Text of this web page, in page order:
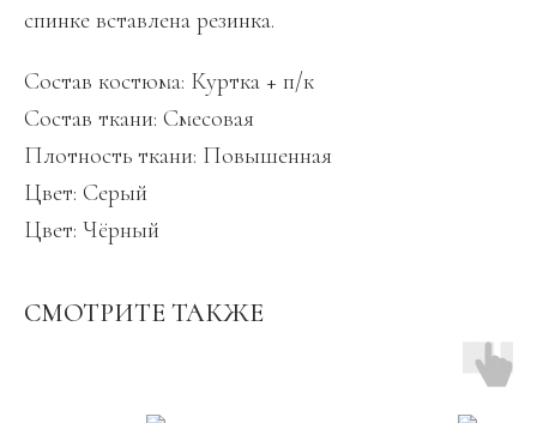
спинке вставлена резинка.
Состав костюма: Куртка + п/к
Состав ткани: Смесовая
Плотность ткани: Повышенная
Цвет: Серый
Цвет: Чёрный
СМОТРИТЕ ТАКЖЕ